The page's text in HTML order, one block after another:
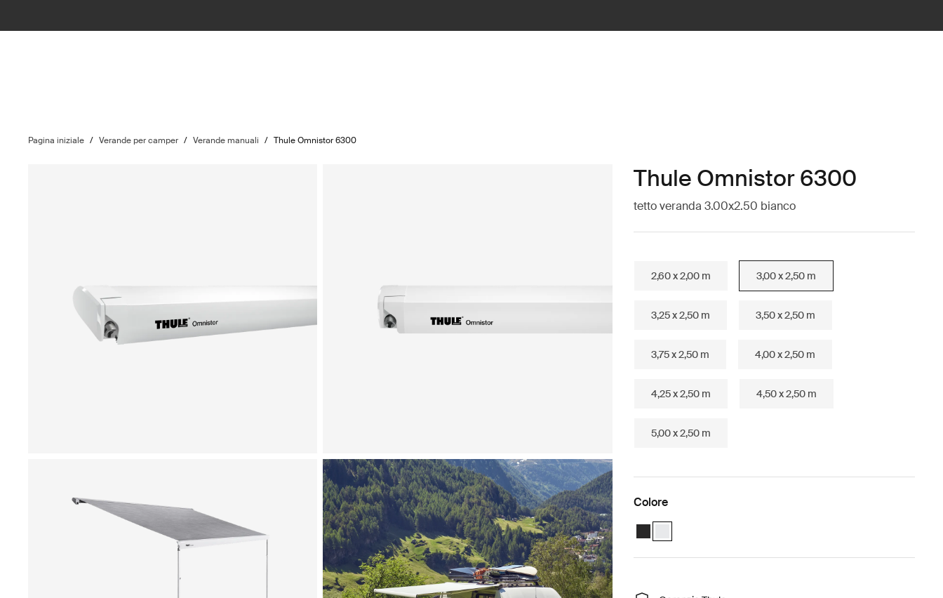
Pagina iniziale / Verande per camper / Verande manuali / Thule Omnistor 6300
Thule Omnistor 6300
tetto veranda 3.00x2.50 bianco
2,60 x 2,00 m 3,00 x 2,50 m
3,25 x 2,50 m 3,50 x 2,50 m
3,75 x 2,50 m 4,00 x 2,50 m
4,25 x 2,50 m 4,50 x 2,50 m
5,00 x 2,50 m
Colore
Thule Omnistor 6300 (3.00x2.50) Antracite
Thule Omnistor 6300 (3.00x2.50) Bianco (selected)